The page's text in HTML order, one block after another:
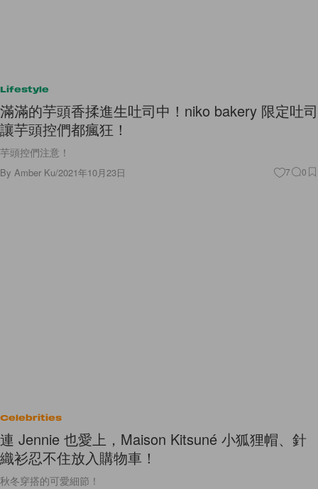
Lifestyle
滿滿的芋頭香揉進生吐司中！niko bakery 限定吐司
讓芋頭控們都瘋狂！
芋頭控們注意！
By Amber Ku/2021年10月23日 7 0
Celebrities
連 Jennie 也愛上，Maison Kitsuné 小狐狸帽、針
織衫忍不住放入購物車！
秋冬穿搭的可愛細節！